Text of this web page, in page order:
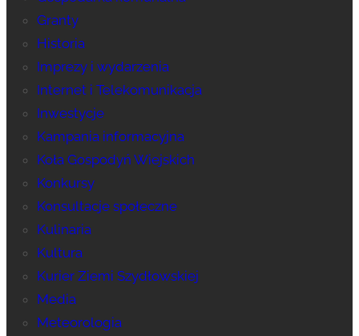
Granty
Historia
Imprezy i wydarzenia
Internet i Telekomunikacja
Inwestycje
Kampania informacyjna
Koła Gospodyń Wiejskich
Konkursy
Konsultacje społeczne
Kulinaria
Kultura
Kurier Ziemi Szydłowskiej
Media
Meteorologia